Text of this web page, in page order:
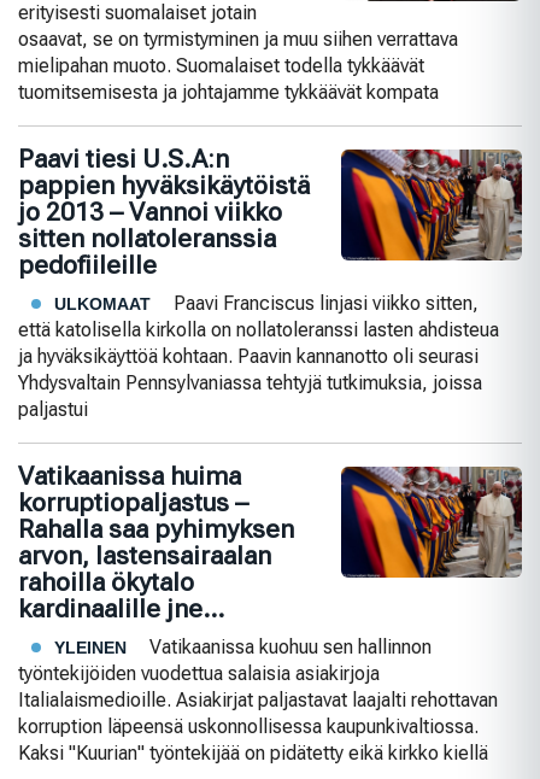
erityisesti suomalaiset jotain
osaavat, se on tyrmistyminen ja muu siihen verrattava
mielipahan muoto. Suomalaiset todella tykkäävät
tuomitsemisesta ja johtajamme tykkäävät kompata
Paavi tiesi U.S.A:n
pappien hyväksikäytöistä
jo 2013 – Vannoi viikko
sitten nollatoleranssia
pedofiileille
ULKOMAAT
Paavi Franciscus linjasi viikko sitten,
että katolisella kirkolla on nollatoleranssi lasten ahdisteua
ja hyväksikäyttöä kohtaan. Paavin kannanotto oli seurasi
Yhdysvaltain Pennsylvaniassa tehtyjä tutkimuksia, joissa
paljastui
Vatikaanissa huima
korruptiopaljastus –
Rahalla saa pyhimyksen
arvon, lastensairaalan
rahoilla ökytalo
kardinaalille jne…
YLEINEN
Vatikaanissa kuohuu sen hallinnon
työntekijöiden vuodettua salaisia asiakirjoja
Italialaismedioille. Asiakirjat paljastavat laajalti rehottavan
korruption läpeensä uskonnollisessa kaupunkivaltiossa.
Kaksi "Kuurian" työntekijää on pidätetty eikä kirkko kiellä